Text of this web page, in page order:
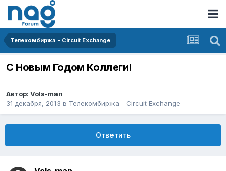
Телекомбиржа - Circuit Exchange
С Новым Годом Коллеги!
Автор: Vols-man
31 декабря, 2013 в Телекомбиржа - Circuit Exchange
Ответить